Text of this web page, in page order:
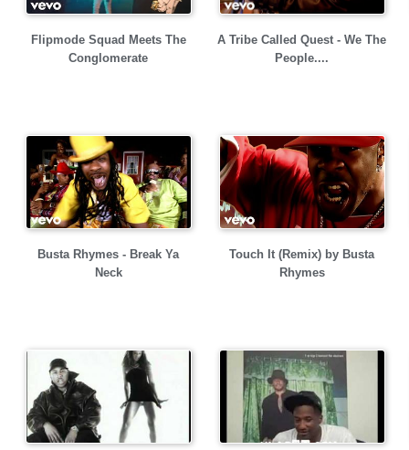
Flipmode Squad Meets The
Conglomerate
A Tribe Called Quest - We The
People....
Busta Rhymes - Break Ya
Neck
Touch It (Remix) by Busta
Rhymes